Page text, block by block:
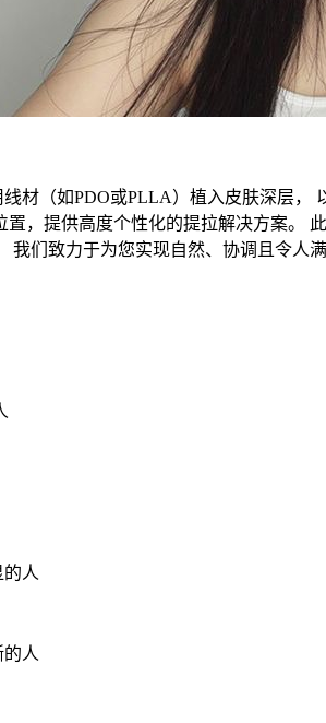
材（如PDO或PLLA）植入皮肤深层
，提供高度个性化的提拉解决方案。
们致力于为您实现自然、协调且令人满
人
人